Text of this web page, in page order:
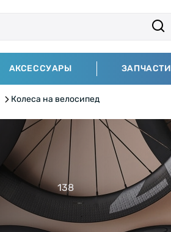
АКСЕССУАРЫ ЗАПЧАСТИ
Колеса на велосипед
138